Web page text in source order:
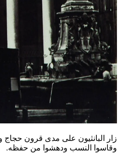
زار البانثيون على مدى قرون حجاج
وقاسوا النسب ودهشوا من حفظه.